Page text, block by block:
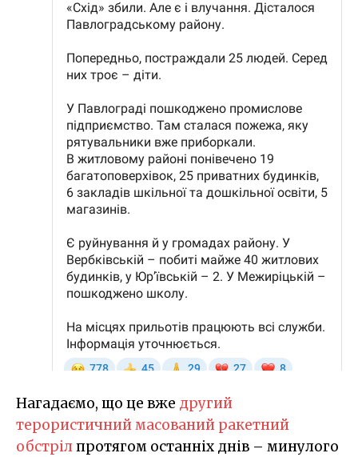
Нагадаємо, що це вже другий
терористичний масований ракетний
обстрілпротягом останніх днів – минулого